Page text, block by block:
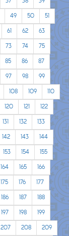
49 50
51
61 62
63
73 74
75
85 86
87
97 98
99
108 109
110
120 121
122
131 132
133
142 143
144
153 154
155
164 165
166
175 176
177
186 187
188
197 198
199
207 208
209